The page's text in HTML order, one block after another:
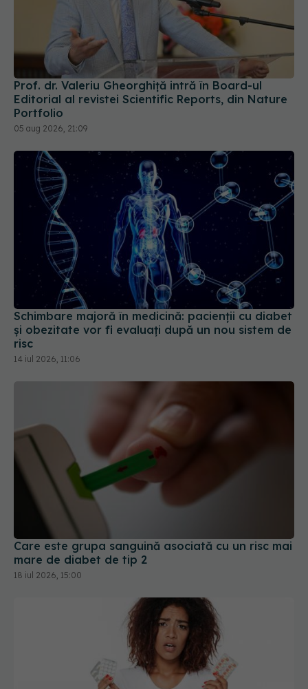
Prof. dr. Valeriu Gheorghiță intră în Board-ul
Editorial al revistei Scientific Reports, din Nature
Portfolio
05 aug 2026, 21:09
Schimbare majoră în medicină: pacienții cu diabet
și obezitate vor fi evaluați după un nou sistem de
risc
14 iul 2026, 11:06
Care este grupa sanguină asociată cu un risc mai
mare de diabet de tip 2
18 iul 2026, 15:00